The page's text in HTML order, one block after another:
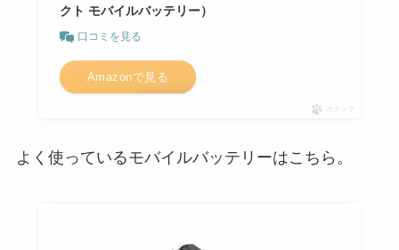
クト モバイルバッテリー）
口コミを見る
Amazonで見る
ポチップ
よく使っているモバイルバッテリーはこちら。